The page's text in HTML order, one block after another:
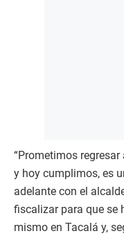
“Prometimos
y hoy cumplimos, es
adelante con el
fiscalizar para que se
mismo en Tacalá y,